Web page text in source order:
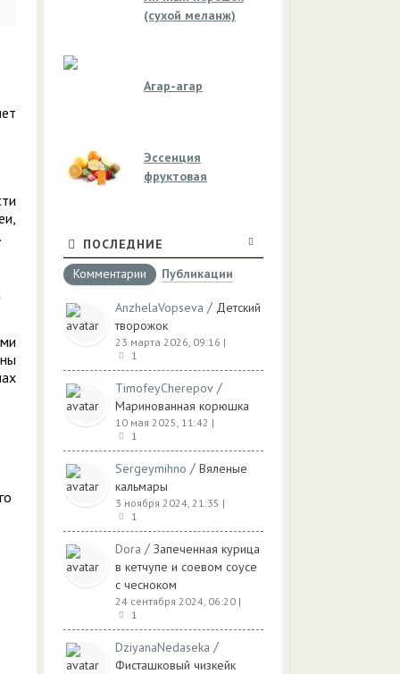
(сухой меланж)
Агар-агар
Эссенция
фруктовая
ПОСЛЕДНИЕ
Комментарии
Публикации
AnzhelaVopseva / Детский
творожок
23 марта 2026, 09:16 |
1
TimofeyCherepov /
Маринованная корюшка
10 мая 2025, 11:42 |
1
Sergeymihno / Вяленые
кальмары
3 ноября 2024, 21:35 |
1
Dora / Запеченная курица
в кетчупе и соевом соусе
с чесноком
24 сентября 2024, 06:20 |
1
DziyanaNedaseka /
Фисташковый чизкейк